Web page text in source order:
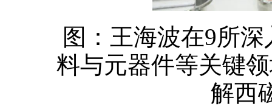
图：王海波在9所
料与元器件等关键
解西